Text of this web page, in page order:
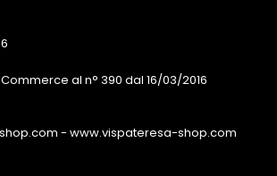
al n° 390 dal 16/03/2016
- www.vispateresa-shop.com